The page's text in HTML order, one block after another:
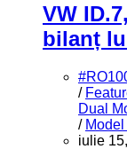
VW
bilanț
/
Dual
/
iulie